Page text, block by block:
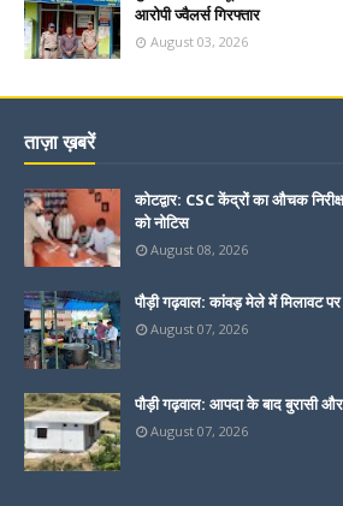
आरोपी ज्वैलर्स गिरफ्तार
August 03, 2026
ताज़ा ख़बरें
कोटद्वार: CSC केंद्रों का औचक
को नोटिस
August 08, 2026
पौड़ी गढ़वाल: कांवड़ मेले में मिलावट पर
August 07, 2026
पौड़ी गढ़वाल: आपदा के बाद बुरासी
August 07, 2026